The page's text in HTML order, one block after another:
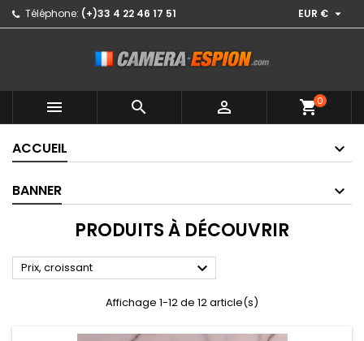
Téléphone: (+)33 4 22 46 17 51 EUR € 
   shopping_cart0
ACCUEIL
BANNER
PRODUITS À DÉCOUVRIR
Prix, croissant 
Affichage 1-12 de 12 article(s)